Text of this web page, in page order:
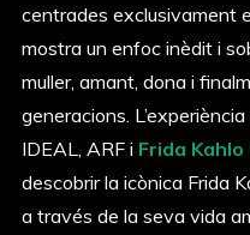
centrades exclusivament
mostra un enfoc inèdit i
muller, amant, dona i
generacions.
IDEAL, ARF i Frida
descobrir la icònica Frida
a través de la seva vida